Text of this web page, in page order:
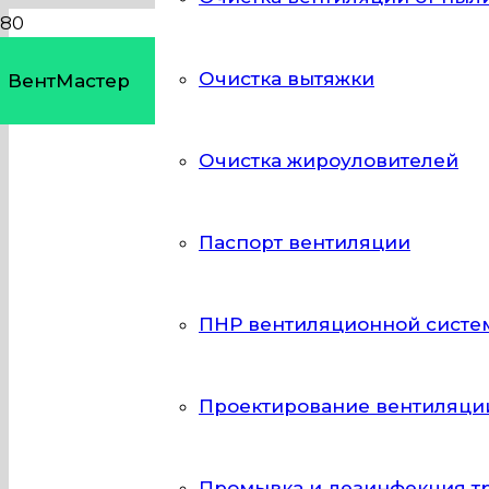
ВентМастер Очистка вытяжки
Очистка жироуловителей
Паспорт вентиляции
ПНР вентиляционной
Проектирование
В вентиляционных каналах могут